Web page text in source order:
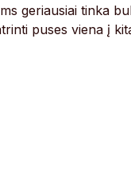
geriausiai tinka
puses viena į